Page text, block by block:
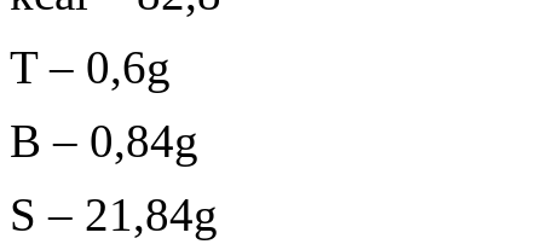
T – 0,6g
B – 0,84g
S – 21,84g